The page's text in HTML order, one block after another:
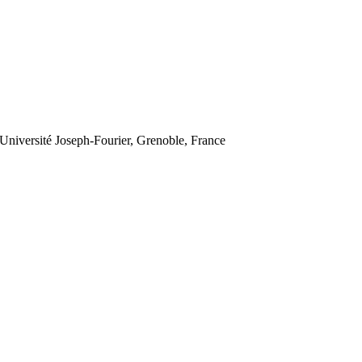
Joseph-Fourier, Grenoble, France